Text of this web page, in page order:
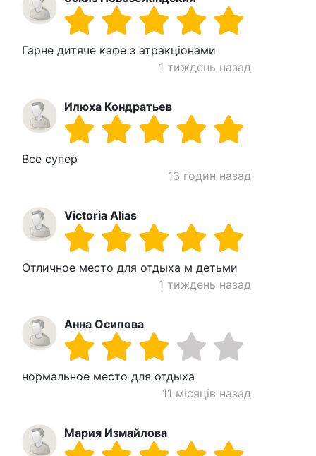
Гарне дитяче кафе з атракціонами
1 тиждень назад
Илюха Кондратьев
Все супер
13 годин назад
Victoria Alias
Отличное место для отдыха м детьми
1 тиждень назад
Анна Осипова
нормальное место для отдыха
11 місяців назад
Мария Измайлова